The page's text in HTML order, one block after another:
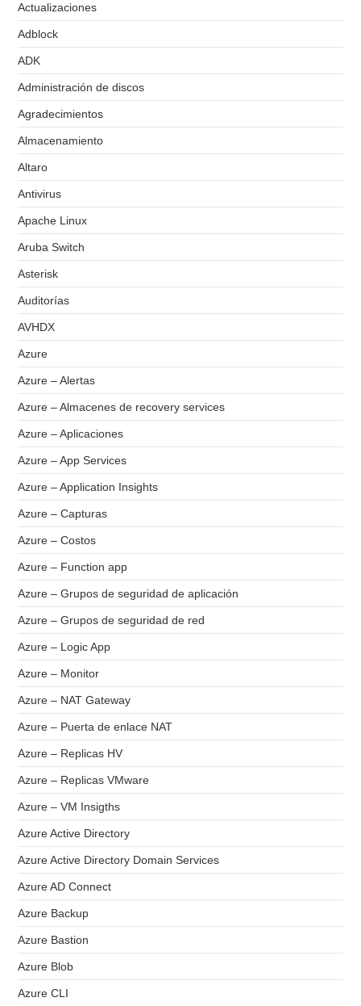
Actualizaciones
Adblock
ADK
Administración de discos
Agradecimientos
Almacenamiento
Altaro
Antivirus
Apache Linux
Aruba Switch
Asterisk
Auditorías
AVHDX
Azure
Azure – Alertas
Azure – Almacenes de recovery services
Azure – Aplicaciones
Azure – App Services
Azure – Application Insights
Azure – Capturas
Azure – Costos
Azure – Function app
Azure – Grupos de seguridad de aplicación
Azure – Grupos de seguridad de red
Azure – Logic App
Azure – Monitor
Azure – NAT Gateway
Azure – Puerta de enlace NAT
Azure – Replicas HV
Azure – Replicas VMware
Azure – VM Insigths
Azure Active Directory
Azure Active Directory Domain Services
Azure AD Connect
Azure Backup
Azure Bastion
Azure Blob
Azure CLI